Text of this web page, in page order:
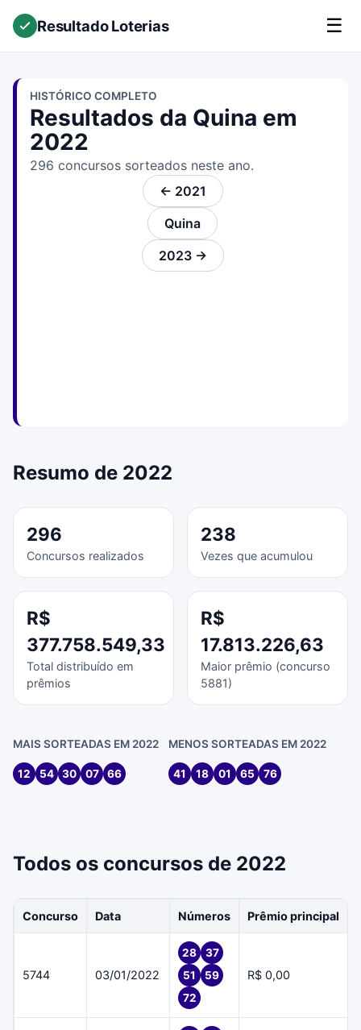
Resultado Loterias ☰
HISTÓRICO COMPLETO
Resultados da Quina em
2022
296 concursos sorteados neste ano.
← 2021
Quina
2023 →
Resumo de 2022
296
Concursos realizados
238
Vezes que acumulou
R$
377.758.549,33
Total distribuído em
prêmios
R$
17.813.226,63
Maior prêmio (concurso
5881)
MAIS SORTEADAS EM 2022
12 54 30 07 66
MENOS SORTEADAS EM 2022
41 18 01 65 76
Todos os concursos de 2022
Concurso Data Números Prêmio principal
5744 03/01/2022
28
37
51
59
72
R$ 0,00